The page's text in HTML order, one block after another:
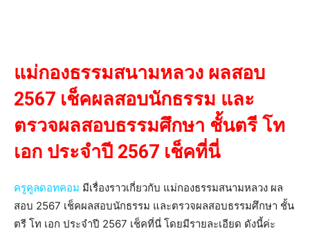
แม่กองธรรมสนามหลวง ผลสอบ
2567 เช็คผลสอบนักธรรม และ
ตรวจผลสอบธรรมศึกษา ชั้นตรี โท
เอก ประจำปี 2567 เช็คที่นี่
ครูคูลดอทคอม มีเรื่องราวเกี่ยวกับ แม่กองธรรมสนามหลวง ผล
สอบ 2567 เช็คผลสอบนักธรรม และตรวจผลสอบธรรมศึกษา ชั้น
ตรี โท เอก ประจำปี 2567 เช็คที่นี่ โดยมีรายละเอียด ดังนี้ค่ะ